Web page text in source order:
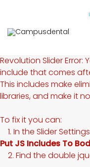
Revolution Slider Error:
include that comes
This includes make
libraries, and make it
To fix it you can:
1. In the Slider
Put JS Includes To
2. Find the double